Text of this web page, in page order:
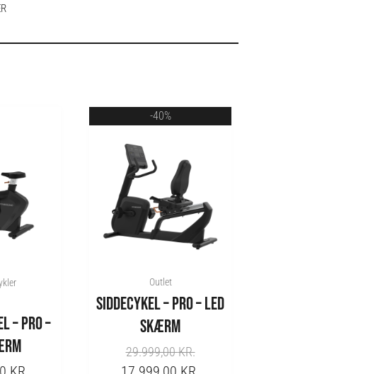
– PRO –
-40%
Outlet
SIDDECYKEL – PRO – LED
SKÆRM
29.999,00KR.
ORIGINAL
WAS:
29.999,00 KR..